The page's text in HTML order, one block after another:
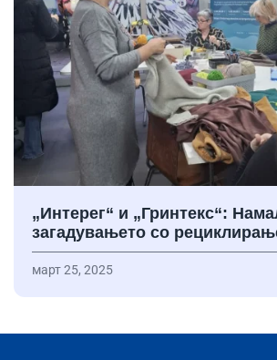
„Интерег“ и „Гринтекс“:
загадувањето со
март 25, 2025